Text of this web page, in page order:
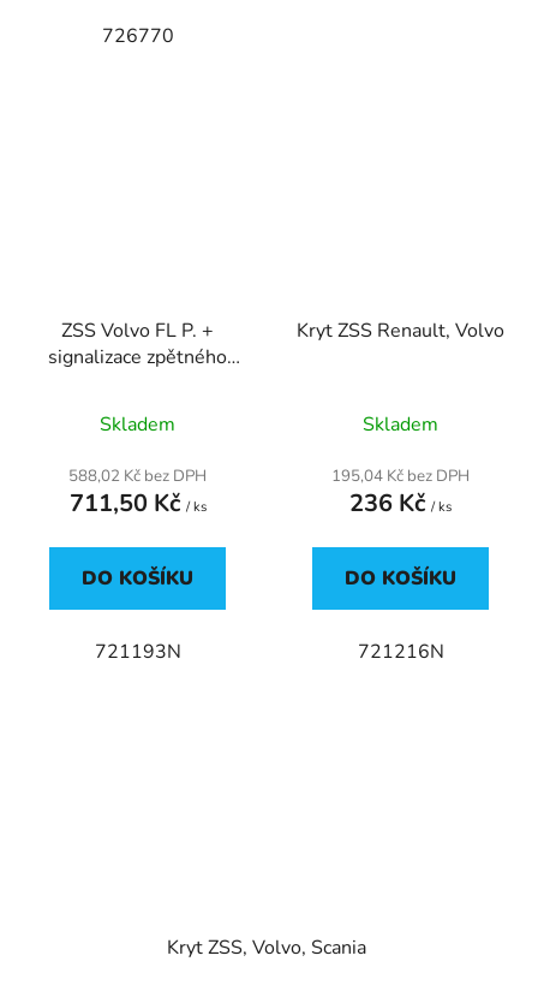
726770
ZSS Volvo FL P. +
signalizace zpětného
Skladem
588,02 Kč bez DPH
711,50 Kč / ks
DO KOŠÍKU
721193N
Kryt ZSS Renault, Volvo
Skladem
195,04 Kč bez DPH
236 Kč / ks
DO KOŠÍKU
721216N
Kryt ZSS, Volvo, Scania